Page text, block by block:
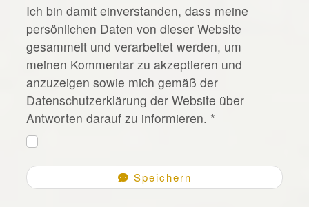
*
Ich bin damit einverstanden, dass meine
persönlichen Daten von dieser Website
gesammelt und verarbeitet werden, um
meinen Kommentar zu akzeptieren und
anzuzeigen sowie mich gemäß der
Datenschutzerklärung der Website über
Antworten darauf zu informieren. *
Speichern